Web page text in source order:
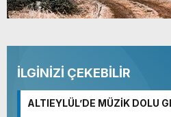
İLGİNİZİ ÇEKEBİLİR
ALTIEYLÜL’DE MÜZİK DOLU